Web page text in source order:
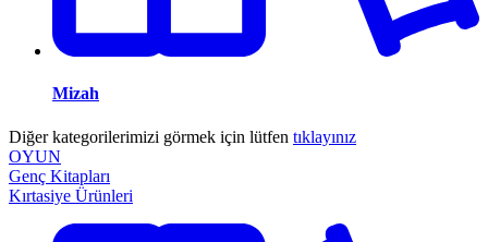
Mizah
Diğer kategorilerimizi görmek için lütfen tıklayınız
OYUN
Genç Kitapları
Kırtasiye Ürünleri